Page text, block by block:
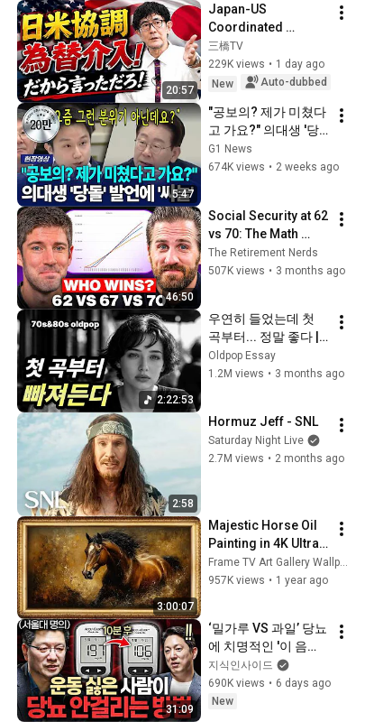
20:57
Japan-US
Coordinated
Currency
Intervention
Executed! The
Defeat a Sovereign
Currenc...
三橋TV
229K views • 1 day ago
New
Auto-dubbed
5:47
"공보의? 제가 미쳤다
고 가요?" 의대생 '당
돌' 발언에 '싸늘'  [G1
현장영상]
G1 News
674K views • 2 weeks ago
46:50
Social Security at 62
vs 70: The Math
Everyone Gets
Wrong
The Retirement Nerds
507K views • 3 months ago
2:22:53
우연히 들었는데 첫
곡부터... 정말 좋다 |
7080 추억의 올드 팝
송 모음 Old Pop
Oldpop Essay
1.2M views • 3 months ago
2:58
Hormuz Jeff - SNL
Saturday Night Live
2.7M views • 2 months ago
3:00:07
Majestic Horse Oil
Painting in 4K Ultra
HD | Relaxing Frame
TV Art for Samsung
Frame TV Art Gallery Wallpapers
957K views • 1 year ago
31:09
‘밀가루 VS 과일’ 당뇨
에 치명적인 '이 음
식'ㅣ지식인초대석
EP.156 (이승훈 교수
2부)
지식인사이드
690K views • 6 days ago
New